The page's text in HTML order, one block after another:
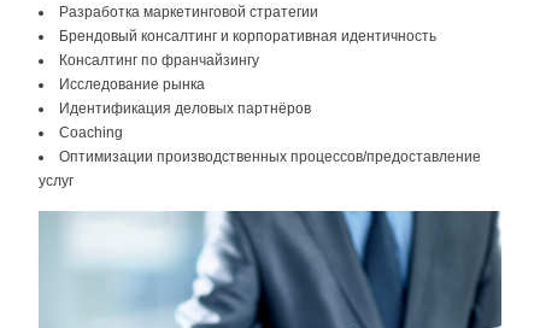
Разработка маркетинговой стратегии
Брендовый консалтинг и корпоративная идентичность
Консалтинг по франчайзингу
Исследование рынка
Идентификация деловых партнёров
Coaching
Оптимизации производственных процессов/предоставление
услуг